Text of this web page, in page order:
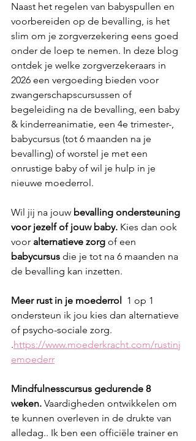
Naast het regelen van babyspullen en
voorbereiden op de bevalling, is het
slim om je zorgverzekering eens goed
onder de loep te nemen. In deze blog
ontdek je welke zorgverzekeraars in
2026 een vergoeding bieden voor
zwangerschapscursussen of
begeleiding na de bevalling, een baby
& kinderreanimatie, een 4e trimester-,
babycursus (tot 6 maanden na je
bevalling) of worstel je met een
onrustige baby of wil je hulp in je
nieuwe moederrol.
Wil jij na jouw bevalling ondersteuning
voor jezelf of jouw baby. Kies dan ook
voor alternatieve zorg of een
babycursus die je tot na 6 maanden na
de bevalling kan inzetten.
Meer rust in je moederrol
  1 op 1
ondersteun ik jou kies dan alternatieve
of psycho-sociale zorg.
.https://www.moederkracht.com/rustinj
emoederr
Mindfulnesscursus gedurende 8
weken. Vaardigheden ontwikkelen om
te kunnen overleven in de drukte van
alledag.. Ik ben een officiële trainer en